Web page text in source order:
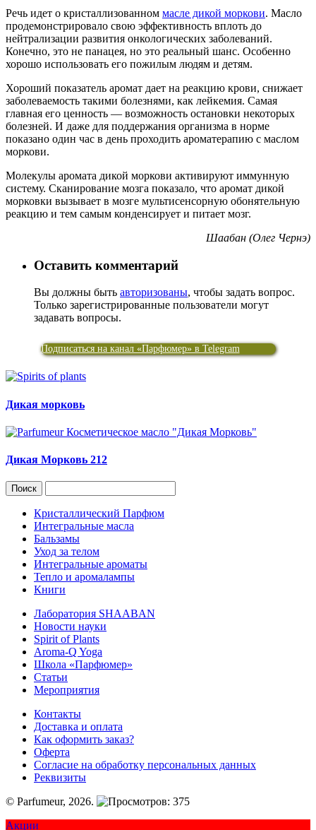
Речь идет о кристаллизованном масле дикой моркови. Масло
продемонстрировало свою эффективность вплоть до
нейтрализации развития онкологических заболеваний.
Конечно, это не панацея, но это реальный шанс. Особенно
хорошо использовать его пожилым людям и детям.
Хороший показатель аромат дает на реакцию крови, снижает
заболеваемость такими болезнями, как лейкемия. Самая
главная его ценность — возможность остановки некоторых
болезней. И даже для поддержания организма в норме
показано один час в день проходить ароматерапию с маслом
моркови.
Молекулы аромата дикой моркови активируют иммунную
систему. Сканирование мозга показало, что аромат дикой
морковки вызывает в мозге мультисенсорную обонятельную
реакцию и тем самым конденсирует и питает мозг.
Шаабан (Олег Чернэ)
Оставить комментарий
Вы должны быть авторизованы, чтобы задать вопрос.
Только зарегистрированные пользователи могут
задавать вопросы.
Подписаться на канал «Парфюмер» в Telegram
Дикая морковь
Дикая Морковь 212
Кристаллический Парфюм
Интегральные масла
Бальзамы
Уход за телом
Интегральные ароматы
Тепло и аромалампы
Книги
Лаборатория SHAABAN
Новости науки
Spirit of Plants
Aroma-Q Yoga
Школа «Парфюмер»
Статьи
Мероприятия
Контакты
Доставка и оплата
Как оформить заказ?
Оферта
Согласие на обработку персональных данных
Реквизиты
© Parfumeur, 2026.
375
Акции